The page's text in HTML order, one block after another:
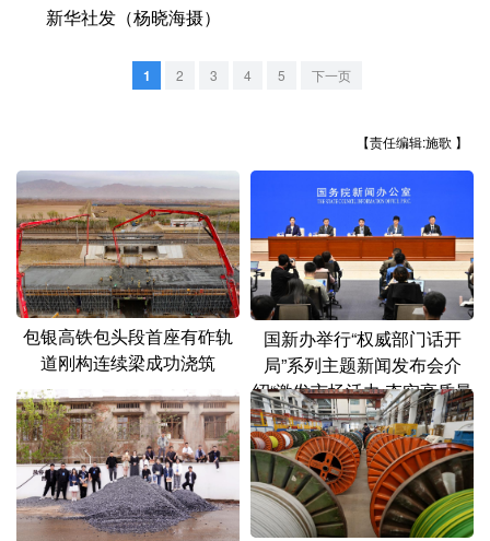
陕西 甘肃
English Español Français عربى
Русский язык 日本語 한국어
Deutsch Português
新华社发（杨晓海摄）
1 2 3 4 5 下一页
【责任编辑:施歌 】
包银高铁包头段首座有砟轨
道刚构连续梁成功浇筑
国新办举行“权威部门话开
局”系列主题新闻发布会介
绍“激发市场活力 夯实高质量
发展基础”有关情况